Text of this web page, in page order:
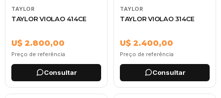
TAYLOR
TAYLOR VIOLAO 414CE
U$ 2.800,00
Preço de referência
Consultar
TAYLOR
TAYLOR VIOLAO 314CE
U$ 2.400,00
Preço de referência
Consultar